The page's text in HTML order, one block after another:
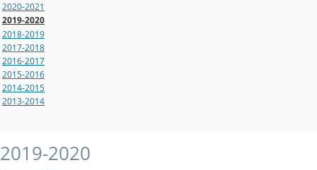
2020-2021
2019-2020
2018-2019
2017-2018
2016-2017
2015-2016
2014-2015
2013-2014
2019-2020